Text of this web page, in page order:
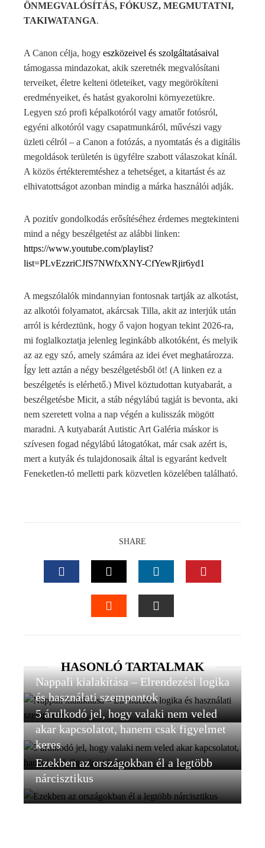
ÖNMEGVALÓSÍTÁS, FÓKUSZ, MEGMUTATNI,
TAKIWATANGA.
A Canon célja, hogy eszközeivel és szolgáltatásaival
támogassa mindazokat, akik szeretnék megvalósítani
terveiket, életre kelteni ötleteiket, vagy megörökíteni
eredményeiket, és hatást gyakorolni környezetükre.
Legyen szó profi képalkotóról vagy amatőr fotósról,
egyéni alkotóról vagy csapatmunkáról, művészi vagy
üzleti célról – a Canon a fotózás, a nyomtatás és a digitális
megoldások területén is ügyfélre szabott válaszokat kínál.
A közös értékteremtéshez a tehetséget, a kitartást és az
elhivatottságot azonban mindig a márka használói adják.
A pozitív gondolkodás erősítéséhez érdemes megtekinteni
mind a négy beszélgetést az alábbi linken:
https://www.youtube.com/playlist?
list=PLvEzzriCJfS7NWfxXNY-CfYewRjir6yd1
A megszólalók mindannyian fontosnak tartják az alkotást,
az alkotói folyamatot, akárcsak Tilla, akit az interjúk után
arról is kérdeztünk, hogy ő vajon hogyan tekint 2026-ra,
mi foglalkoztatja jelenleg leginkább alkotóként, és melyik
az az egy szó, amely számára az idei évet meghatározza.
Így lett aztán a négy beszélgetésből öt! (A linken ez a
beszélgetés is elérhető.) Mivel köztudottan kutyabarát, a
beszélgetésbe Micit, a stáb négylábú tagját is bevonta, aki
nem szeretett volna a nap végén a kulisszák mögött
maradni. A kutyabarát Autistic Art Galéria máskor is
szívesen fogad négylábú látogatókat, már csak azért is,
mert a kutyák és tulajdonosaik által is egyaránt kedvelt
Feneketlen-tó melletti park közvetlen közelében található.
SHARE
FACEBOOKTWITTERLINKEDIN
HASONLÓ TARTALMAK
Nappali kialakítása – Elrendezési logika
és használati szempontok
5 árulkodó jel, hogy valaki nem veled
akar kapcsolatot, hanem csak figyelmet
keres
Ezekben az országokban él a legtöbb
nárcisztikus